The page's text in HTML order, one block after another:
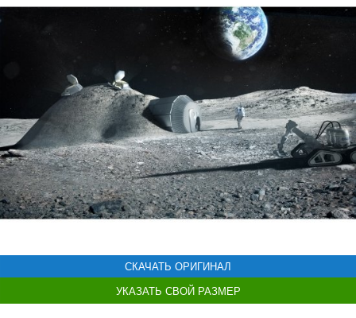
СКАЧАТЬ ОРИГИНАЛ
УКАЗАТЬ СВОЙ РАЗМЕР